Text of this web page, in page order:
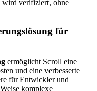
wird verifiziert, ohne
für
ermöglicht Scroll eine
und eine verbesserte
für Entwickler und
komplexe